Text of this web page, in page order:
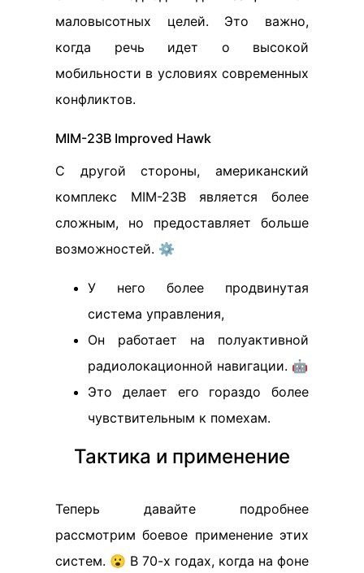
маловысотных целей. Это важно,
когда речь идет о высокой
мобильности в условиях современных
конфликтов.
MIM-23B Improved Hawk
С другой стороны, американский
комплекс MIM-23B является более
сложным, но предоставляет больше
возможностей. ⚙️
У него более продвинутая
система управления,
Он работает на полуактивной
радиолокационной навигации. 🤖
Это делает его гораздо более
чувствительным к помехам.
Тактика и применение
Теперь давайте подробнее
рассмотрим боевое применение этих
систем. 😮 В 70-х годах, когда на фоне